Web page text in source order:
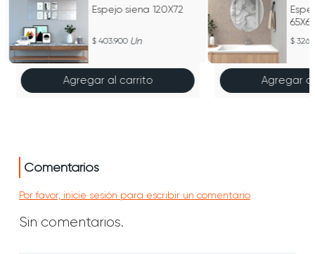
Espejo siena 120X72
403.900 Un
Agregar al carrito
65X65
Agregar
Comentarios
Por favor, inicie sesión para escribir un comentario
Sin comentarios.